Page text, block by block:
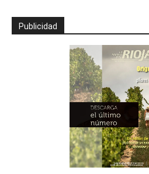
Publicidad